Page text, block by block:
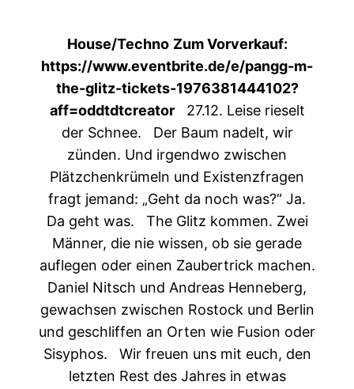
House/Techno Zum Vorverkauf:
https://www.eventbrite.de/e/pangg-m-
the-glitz-tickets-1976381444102?
aff=oddtdtcreator
27.12. Leise rieselt
der Schnee.
Der Baum nadelt, wir
zünden. Und irgendwo zwischen
Plätzchenkrümeln und Existenzfragen
fragt jemand: „Geht da noch was?“ Ja.
Da geht was.
The Glitz kommen. Zwei
Männer, die nie wissen, ob sie gerade
auflegen oder einen Zaubertrick machen.
Daniel Nitsch und Andreas Henneberg,
gewachsen zwischen Rostock und Berlin
und geschliffen an Orten wie Fusion oder
Sisyphos.
Wir freuen uns mit euch, den
letzten Rest des Jahres in etwas